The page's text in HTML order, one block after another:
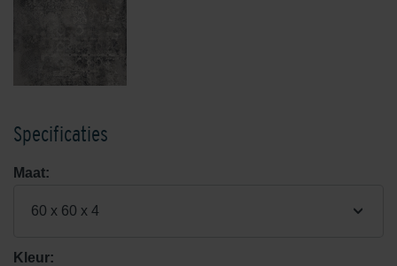
Specificaties
Maat:
60 x 60 x 4
Kleur: